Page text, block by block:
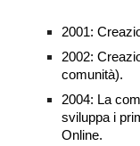
2001:
2002:
comunità).
2004: La
sviluppa i
Online.